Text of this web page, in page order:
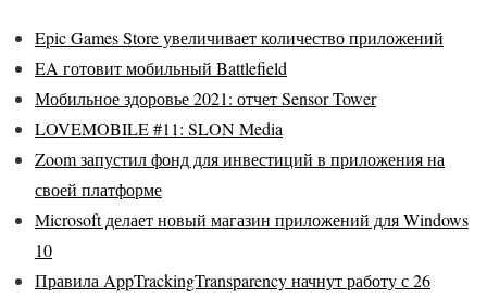
Epic Games Store увеличивает количество приложений
EA готовит мобильный Battlefield
Мобильное здоровье 2021: отчет Sensor Tower
LOVEMOBILE #11: SLON Media
Zoom запустил фонд для инвестиций в приложения на
своей платформе
Microsoft делает новый магазин приложений для Windows
10
Правила AppTrackingTransparency начнут работу с 26